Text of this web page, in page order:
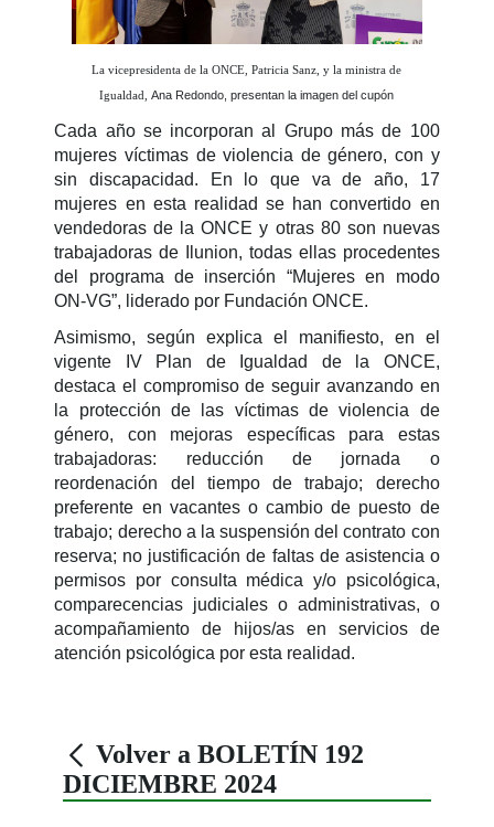
La vicepresidenta de la ONCE, Patricia Sanz, y la ministra de
Igualdad,Ana Redondo, presentan la imagen del cupón
Cada año se incorporan al Grupo más de 100
mujeres víctimas de violencia de género, con y
sin discapacidad. En lo que va de año, 17
mujeres en esta realidad se han convertido en
vendedoras de la ONCE y otras 80 son nuevas
trabajadoras de Ilunion, todas ellas procedentes
del programa de inserción “Mujeres en modo
ON-VG”, liderado por Fundación ONCE.
Asimismo, según explica el manifiesto, en el
vigente IV Plan de Igualdad de la ONCE,
destaca el compromiso de seguir avanzando en
la protección de las víctimas de violencia de
género, con mejoras específicas para estas
trabajadoras: reducción de jornada o
reordenación del tiempo de trabajo; derecho
preferente en vacantes o cambio de puesto de
trabajo; derecho a la suspensión del contrato con
reserva; no justificación de faltas de asistencia o
permisos por consulta médica y/o psicológica,
comparecencias judiciales o administrativas, o
acompañamiento de hijos/as en servicios de
atención psicológica por esta realidad.
Volver a BOLETÍN 192
DICIEMBRE 2024